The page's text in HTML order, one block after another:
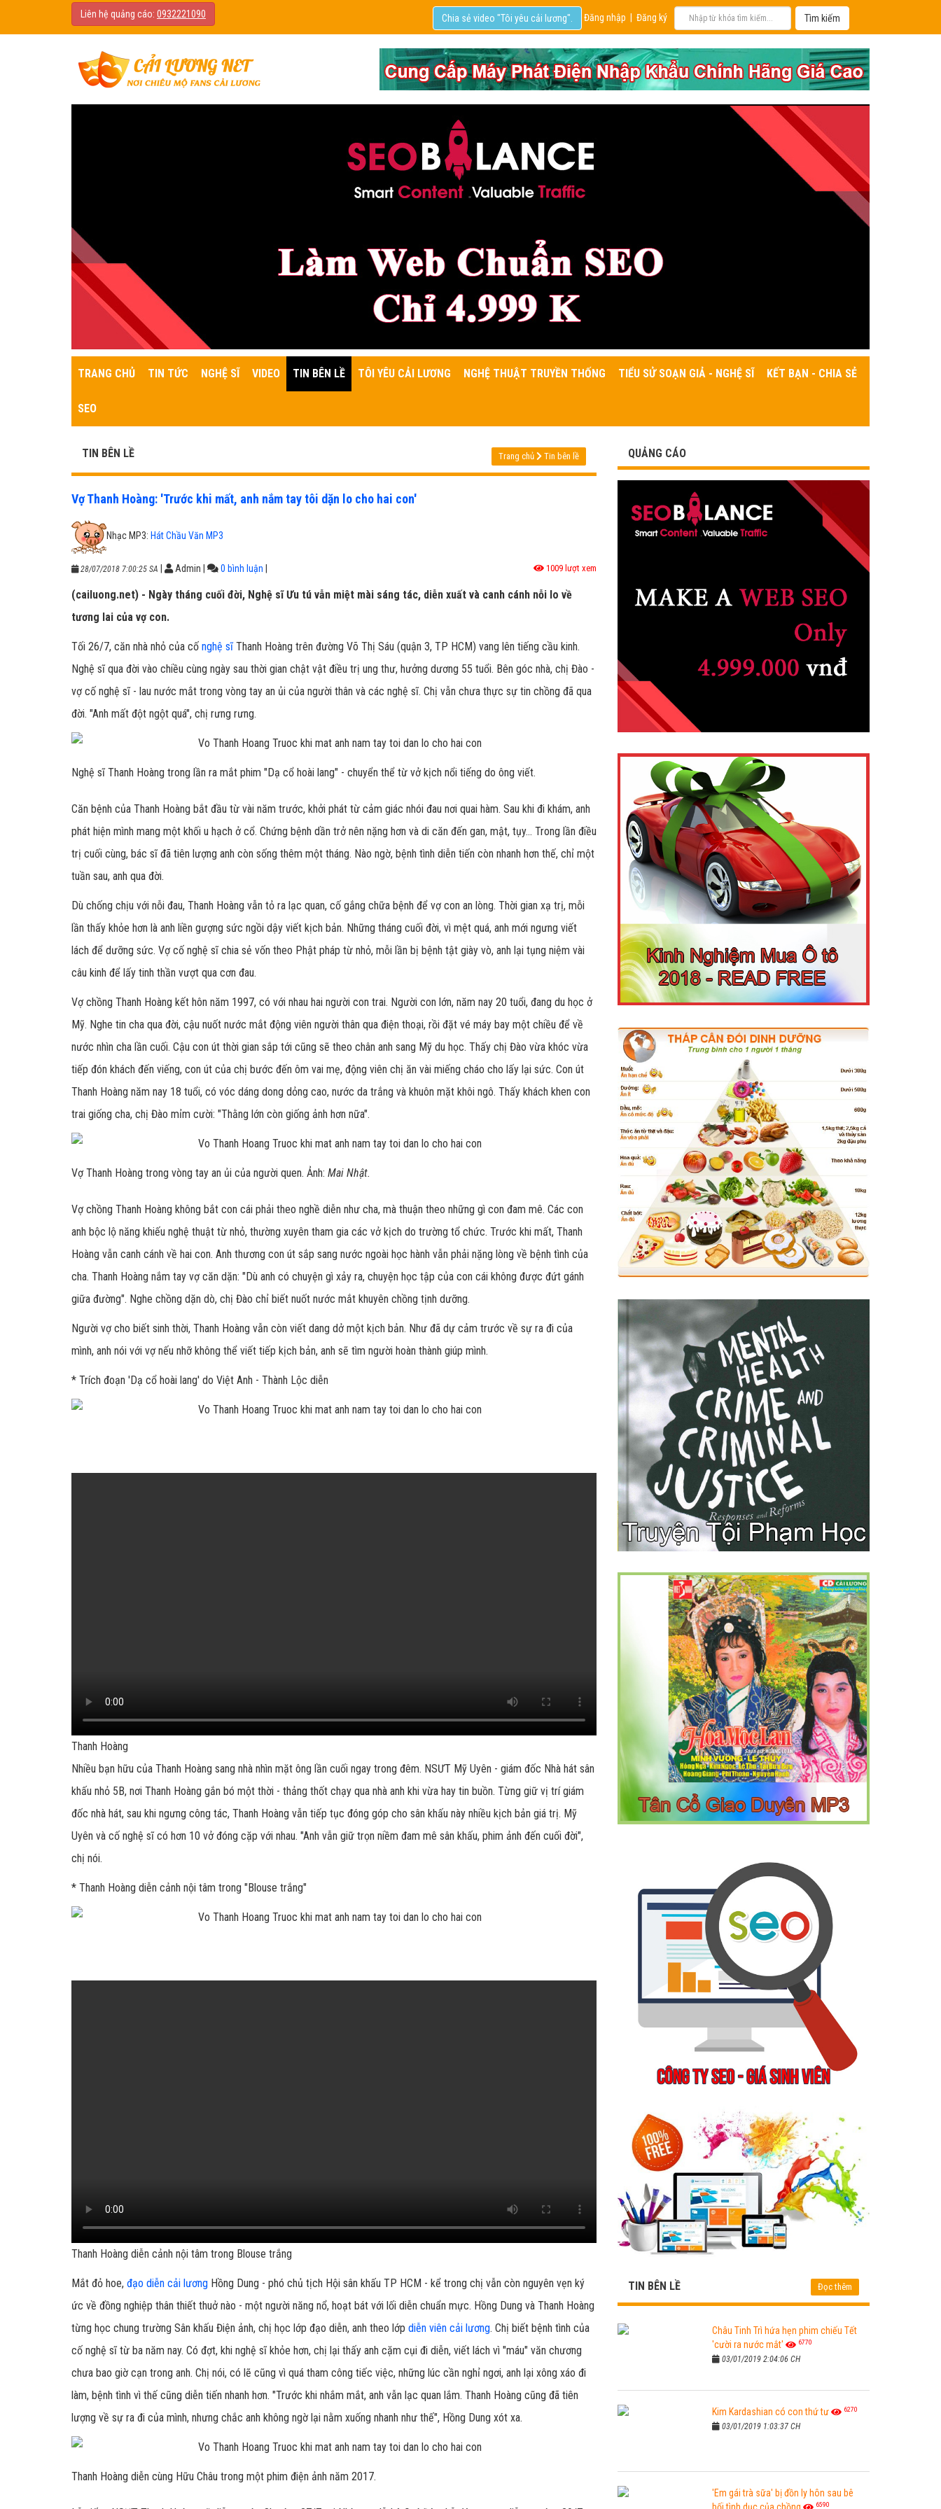
Liên hệ quảng cáo: 0932221090 Đăng nhập Đăng ký
Chia sẻ video "Tôi yêu cải lương".
TRANG CHỦ TIN TỨC NGHỆ SĨ VIDEO TIN BÊN LỀ TÔI YÊU CẢI LƯƠNG NGHỆ THUẬT TRUYỀN THỐNG TIỂU SỬ SOẠN GIẢ - NGHỆ SĨ KẾT BẠN - CHIA SẺ
SEO
TIN BÊN LỀ Trang chủ Tin bên lề
Vợ Thanh Hoàng: 'Trước khi mất, anh nắm tay tôi dặn lo cho hai con'
Nhạc MP3: Hát Chầu Văn MP3
28/07/2018 7:00:25 SA Admin 0 bình luận 1009 lượt xem
(cailuong.net) - Ngày tháng cuối đời, Nghệ sĩ Ưu tú vẫn miệt mài sáng tác, diễn xuất và canh cánh nỗi lo về
tương lai của vợ con.
Tối 26/7, căn nhà nhỏ của cố nghệ sĩThanh Hoàng trên đường Võ Thị Sáu (quận 3, TP HCM) vang lên tiếng cầu kinh.
Nghệ sĩ qua đời vào chiều cùng ngày sau thời gian chật vật điều trị ung thư, hưởng dương 55 tuổi. Bên góc nhà, chị Đào -
vợ cố nghệ sĩ - lau nước mắt trong vòng tay an ủi của người thân và các nghệ sĩ. Chị vẫn chưa thực sự tin chồng đã qua
đời. "Anh mất đột ngột quá", chị rưng rưng.
Nghệ sĩ Thanh Hoàng trong lần ra mắt phim "Dạ cổ hoài lang" - chuyển thể từ vở kịch nổi tiếng do ông viết.
Căn bệnh của Thanh Hoàng bắt đầu từ vài năm trước, khởi phát từ cảm giác nhói đau nơi quai hàm. Sau khi đi khám, anh
phát hiện mình mang một khối u hạch ở cổ. Chứng bệnh dần trở nên nặng hơn và di căn đến gan, mật, tụy... Trong lần điều
trị cuối cùng, bác sĩ đã tiên lượng anh còn sống thêm một tháng. Nào ngờ, bệnh tình diễn tiến còn nhanh hơn thế, chỉ một
tuần sau, anh qua đời.
Dù chống chịu với nỗi đau, Thanh Hoàng vẫn tỏ ra lạc quan, cố gắng chữa bệnh để vợ con an lòng. Thời gian xạ trị, mỗi
lần thấy khỏe hơn là anh liền gượng sức ngồi dậy viết kịch bản. Những tháng cuối đời, vì mệt quá, anh mới ngưng viết
lách để dưỡng sức. Vợ cố nghệ sĩ chia sẻ vốn theo Phật pháp từ nhỏ, mỗi lần bị bệnh tật giày vò, anh lại tụng niệm vài
câu kinh để lấy tinh thần vượt qua cơn đau.
Vợ chồng Thanh Hoàng kết hôn năm 1997, có với nhau hai người con trai. Người con lớn, năm nay 20 tuổi, đang du học ở
Mỹ. Nghe tin cha qua đời, cậu nuốt nước mắt động viên người thân qua điện thoại, rồi đặt vé máy bay một chiều để về
nước nhìn cha lần cuối. Cậu con út thời gian sắp tới cũng sẽ theo chân anh sang Mỹ du học. Thấy chị Đào vừa khóc vừa
tiếp đón khách đến viếng, con út của chị bước đến ôm vai mẹ, động viên chị ăn vài miếng cháo cho lấy lại sức. Con út
Thanh Hoàng năm nay 18 tuổi, có vóc dáng dong dỏng cao, nước da trắng và khuôn mặt khôi ngô. Thấy khách khen con
trai giống cha, chị Đào mỉm cười: "Thằng lớn còn giống ảnh hơn nữa".
Vợ Thanh Hoàng trong vòng tay an ủi của người quen. Ảnh: Mai Nhật.
Vợ chồng Thanh Hoàng không bắt con cái phải theo nghề diễn như cha, mà thuận theo những gì con đam mê. Các con
anh bộc lộ năng khiếu nghệ thuật từ nhỏ, thường xuyên tham gia các vở kịch do trường tổ chức. Trước khi mất, Thanh
Hoàng vẫn canh cánh về hai con. Anh thương con út sắp sang nước ngoài học hành vẫn phải nặng lòng về bệnh tình của
cha. Thanh Hoàng nắm tay vợ căn dặn: "Dù anh có chuyện gì xảy ra, chuyện học tập của con cái không được đứt gánh
giữa đường". Nghe chồng dặn dò, chị Đào chỉ biết nuốt nước mắt khuyên chồng tịnh dưỡng.
Người vợ cho biết sinh thời, Thanh Hoàng vẫn còn viết dang dở một kịch bản. Như đã dự cảm trước về sự ra đi của
mình, anh nói với vợ nếu nhỡ không thể viết tiếp kịch bản, anh sẽ tìm người hoàn thành giúp mình.
* Trích đoạn 'Dạ cổ hoài lang' do Việt Anh - Thành Lộc diễn
Thanh Hoàng
Nhiều bạn hữu của Thanh Hoàng sang nhà nhìn mặt ông lần cuối ngay trong đêm. NSƯT Mỹ Uyên - giám đốc Nhà hát sân
khấu nhỏ 5B, nơi Thanh Hoàng gắn bó một thời - thảng thốt chạy qua nhà anh khi vừa hay tin buồn. Từng giữ vị trí giám
đốc nhà hát, sau khi ngưng công tác, Thanh Hoàng vẫn tiếp tục đóng góp cho sân khấu này nhiều kịch bản giá trị. Mỹ
Uyên và cố nghệ sĩ có hơn 10 vở đóng cặp với nhau. "Anh vẫn giữ trọn niềm đam mê sân khấu, phim ảnh đến cuối đời",
chị nói.
* Thanh Hoàng diễn cảnh nội tâm trong "Blouse trắng"
Thanh Hoàng diễn cảnh nội tâm trong Blouse trắng
Mắt đỏ hoe, đạo diễn cải lương Hồng Dung - phó chủ tịch Hội sân khấu TP HCM - kể trong chị vẫn còn nguyên vẹn ký
ức về đồng nghiệp thân thiết thuở nào - một người năng nổ, hoạt bát với lối diễn chuẩn mực. Hồng Dung và Thanh Hoàng
từng học chung trường Sân khấu Điện ảnh, chị học lớp đạo diễn, anh theo lớp diễn viên cải lương. Chị biết bệnh tình của
cố nghệ sĩ từ ba năm nay. Có đợt, khi nghệ sĩ khỏe hơn, chị lại thấy anh cặm cụi đi diễn, viết lách vì "máu" văn chương
chưa bao giờ cạn trong anh. Chị nói, có lẽ cũng vì quá tham công tiếc việc, những lúc cần nghỉ ngơi, anh lại xông xáo đi
làm, bệnh tình vì thế cũng diễn tiến nhanh hơn. "Trước khi nhắm mắt, anh vẫn lạc quan lắm. Thanh Hoàng cũng đã tiên
lượng về sự ra đi của mình, nhưng chắc anh không ngờ lại nằm xuống nhanh như thế", Hồng Dung xót xa.
Thanh Hoàng diễn cùng Hữu Châu trong một phim điện ảnh năm 2017.
QUẢNG CÁO
TIN BÊN LỀ Đọc thêm
Châu Tinh Trì hứa hẹn phim chiếu Tết
'cười ra nước mắt'
6770
03/01/2019 2:04:06 CH
Kim Kardashian có con thứ tư 6270
03/01/2019 1:03:37 CH
'Em gái trà sữa' bị đồn ly hôn sau bê
6590